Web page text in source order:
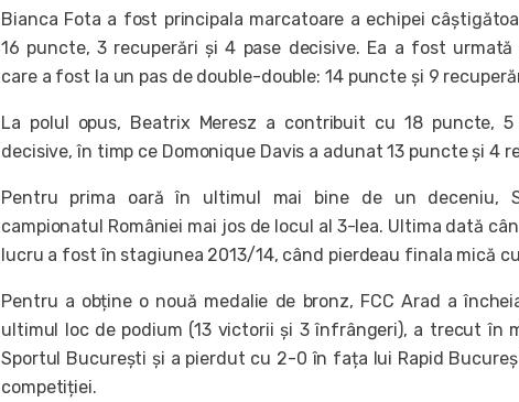
Bianca Fota a fost principala marcatoare a echipei
16 puncte, 3 recuperări și 4 pase decisive. Ea a fost urmată
care a fost la un pas de double-double: 14 puncte și 9
La polul opus, Beatrix Meresz a contribuit cu 18 puncte,
decisive, în timp ce Domonique Davis a adunat 13 puncte și 4
Pentru prima oară în ultimul mai bine de un deceniu,
campionatul României mai jos de locul al 3-lea. Ultima dată
lucru a fost în stagiunea 2013/14, când pierdeau finala mică cu
Pentru a obține o nouă medalie de bronz, FCC Arad a
ultimul loc de podium (13 victorii și 3 înfrângeri), a trecut în
Sportul București și a pierdut cu 2-0 în fața lui Rapid
competiției.